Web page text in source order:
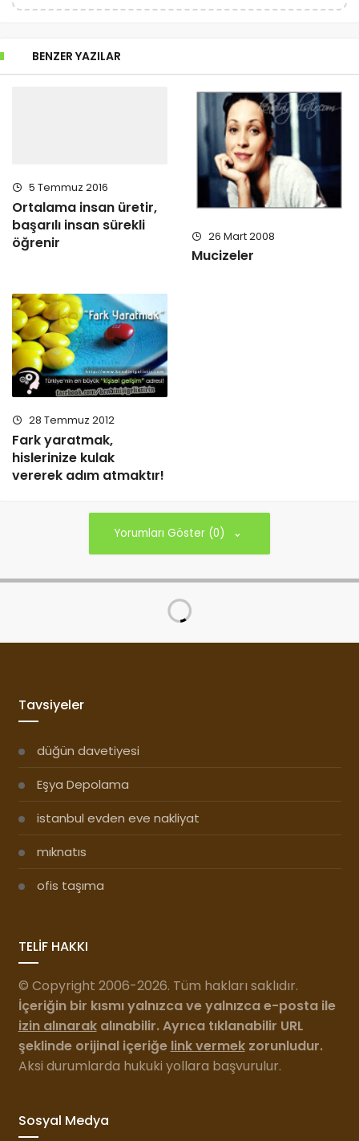
BENZER YAZILAR
5 Temmuz 2016
Ortalama insan üretir,
başarılı insan sürekli
öğrenir
26 Mart 2008
Mucizeler
28 Temmuz 2012
Fark yaratmak,
hislerinize kulak
vererek adım atmaktır!
Yorumları Göster (0)
Tavsiyeler
düğün davetiyesi
Eşya Depolama
istanbul evden eve nakliyat
mıknatıs
ofis taşıma
TELİF HAKKI
© Copyright 2006-2026. Tüm hakları saklıdır.
İçeriğin bir kısmı yalnızca ve yalnızca e-posta ile
izin alınarakalınabilir. Ayrıca tıklanabilir URL
şeklinde orijinal içeriğe link vermekzorunludur.
Aksi durumlarda hukuki yollara başvurulur.
Sosyal Medya